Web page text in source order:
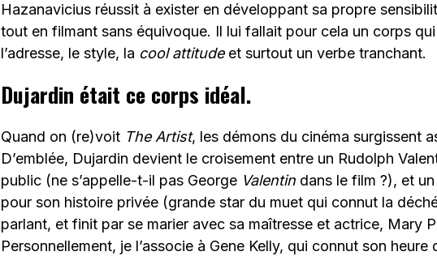
Hazanavicius réussit à exister en développant sa propre
tout en filmant sans équivoque. Il lui fallait pour cela un corps
l’adresse, le style, la cool attitudeet surtout un verbe tranchant.
Dujardin était ce corps idéal.
Quand on (re)voit The Artist, les démons du cinéma surgissent
D’emblée, Dujardin devient le croisement entre un Rudolph
public (ne s’appelle-t-il pas George Valentin dans le film ?), et
pour son histoire privée (grande star du muet qui connut la
parlant, et finit par se marier avec sa maîtresse et actrice, Mary
Personnellement, je l’associe à Gene Kelly, qui connut son heure